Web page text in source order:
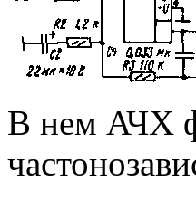
В нем АЧХ